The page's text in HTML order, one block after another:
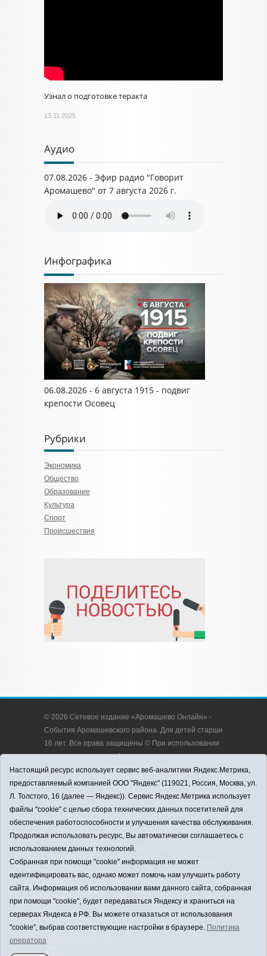
Узнал о подготовке теракта
13.11.2025
Аудио
07.08.2026 - Эфир радио "Говорит
Аромашево" от 7 августа 2026 г.
Инфографика
06.08.2026 - 6 августа 1915 - подвиг
крепости Осовец
Рубрики
Экономика
Общество
Образование
Культура
Спорт
Происшествия
© 2026 Сетевое издание «Аромашево Онлайн» -
События Аромашевского района. Для детей старше
16 лет. Все права защищены © При использовании
материалов ссылка обязательна.
Адрес редакции: 627350, Россия, Тюменская
область, Аромашевский район, с. Аромашево, ул.
Кирова, д. 13.
Адрес электронной почты редакции:
strudu72@obl72.ru
Телефон редакции: 8 (34545) 2-30-58
Регистрационный номер СМИ ЭЛ № ФС 77 - 65176
выдано Федеральной службой по надзору в сфере
связи, информационных технологий и массовых
коммуникаций (Роскомнадзор) 28.03.2016 г.
Учредитель: АНО «Информационно-издательский
центр «Слава труду».
Главный редактор: А.Н. Барабанщиков
Политика оператора
Настоящий ресурс использует сервис веб-аналитики Яндекс.Метрика,
предоставляемый компанией ООО "Яндекс" (119021, Россия, Москва, ул.
Л. Толстого, 16 (далее — Яндекс)). Сервис Яндекс.Метрика использует
файлы "cookie" с целью сбора технических данных посетителей для
обеспечения работоспособности и улучшения качества обслуживания.
Продолжая использовать ресурс, Вы автоматически соглашаетесь с
использованием данных технологий.
Собранная при помощи "cookie" информация не может
идентифицировать вас, однако может помочь нам улучшить работу
сайта. Информация об использовании вами данного сайта, собранная
при помощи "cookie", будет передаваться Яндексу и храниться на
серверах Яндекса в РФ. Вы можете отказаться от использования
"cookie", выбрав соответствующие настройки в браузере. Политика
оператора